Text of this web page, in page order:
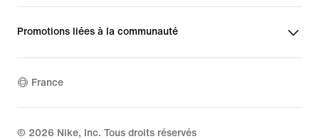
Promotions liées à la communauté
France
© 2026 Nike, Inc. Tous droits réservés